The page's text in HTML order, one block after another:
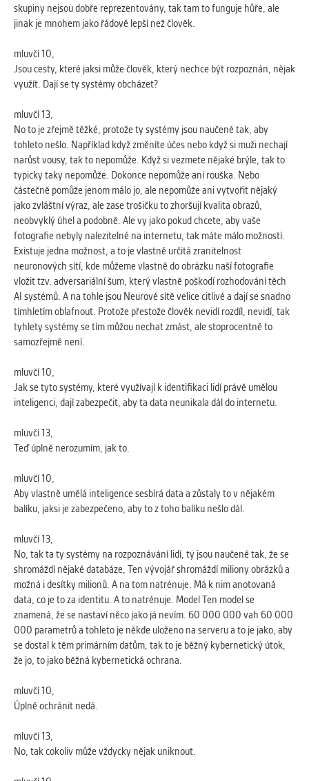
skupiny nejsou dobře reprezentovány, tak tam to funguje hůře, ale
jinak je mnohem jako řádově lepší než člověk.
mluvčí 10,
Jsou cesty, které jaksi může člověk, který nechce být rozpoznán, nějak
využít. Dají se ty systémy obcházet?
mluvčí 13,
No to je zřejmě těžké, protože ty systémy jsou naučené tak, aby
tohleto nešlo. Například když změníte účes nebo když si muži nechají
narůst vousy, tak to nepomůže. Když si vezmete nějaké brýle, tak to
typicky taky nepomůže. Dokonce nepomůže ani rouška. Nebo
částečně pomůže jenom málo jo, ale nepomůže ani vytvořit nějaký
jako zvláštní výraz, ale zase trošičku to zhoršují kvalita obrazů,
neobvyklý úhel a podobně. Ale vy jako pokud chcete, aby vaše
fotografie nebyly nalezitelné na internetu, tak máte málo možností.
Existuje jedna možnost, a to je vlastně určitá zranitelnost
neuronových sítí, kde můžeme vlastně do obrázku naší fotografie
vložit tzv. adversariální šum, který vlastně poškodí rozhodování těch
AI systémů. A na tohle jsou Neurové sítě velice citlivé a dají se snadno
tímhletím oblafnout. Protože přestože člověk nevidí rozdíl, nevidí, tak
tyhlety systémy se tím můžou nechat zmást, ale stoprocentně to
samozřejmě není.
mluvčí 10,
Jak se tyto systémy, které využívají k identifikaci lidí právě umělou
inteligenci, dají zabezpečit, aby ta data neunikala dál do internetu.
mluvčí 13,
Teď úplně nerozumím, jak to.
mluvčí 10,
Aby vlastně umělá inteligence sesbírá data a zůstaly to v nějakém
balíku, jaksi je zabezpečeno, aby to z toho balíku nešlo dál.
mluvčí 13,
No, tak ta ty systémy na rozpoznávání lidí, ty jsou naučené tak, že se
shromáždí nějaké databáze, Ten vývojář shromáždí miliony obrázků a
možná i desítky milionů. A na tom natrénuje. Má k nim anotovaná
data, co je to za identitu. A to natrénuje. Model Ten model se
znamená, že se nastaví něco jako já nevím. 60 000 000 vah 60 000
000 parametrů a tohleto je někde uloženo na serveru a to je jako, aby
se dostal k těm primárním datům, tak to je běžný kybernetický útok,
že jo, to jako běžná kybernetická ochrana.
mluvčí 10,
Úplně ochránit nedá.
mluvčí 13,
No, tak cokoliv může vždycky nějak uniknout.